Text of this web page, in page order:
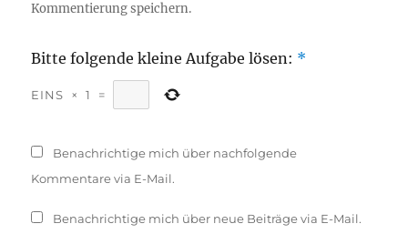
Kommentierung speichern.
Bitte folgende kleine Aufgabe lösen: *
EINS × 1 =
Benachrichtige mich über nachfolgende
Kommentare via E-Mail.
Benachrichtige mich über neue Beiträge via E-Mail.